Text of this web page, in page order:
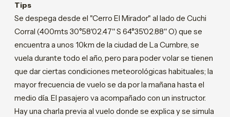
Tips
Se despega desde el "Cerro El Mirador" al lado de Cuchi
Corral (400mts 30°58'02.47'' S 64°35'02.88'' O) que se
encuentra a unos 10km de la ciudad de La Cumbre, se
vuela durante todo el año, pero para poder volar se tienen
que dar ciertas condiciones meteorológicas habituales; la
mayor frecuencia de vuelo se da por la mañana hasta el
medio día. El pasajero va acompañado con un instructor.
Hay una charla previa al vuelo donde se explica y se simula